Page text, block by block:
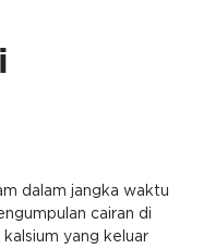
dalam jangka waktu
cairan di
yang keluar